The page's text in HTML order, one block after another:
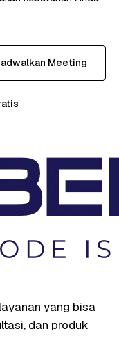
Meeting
yang bisa
dan produk